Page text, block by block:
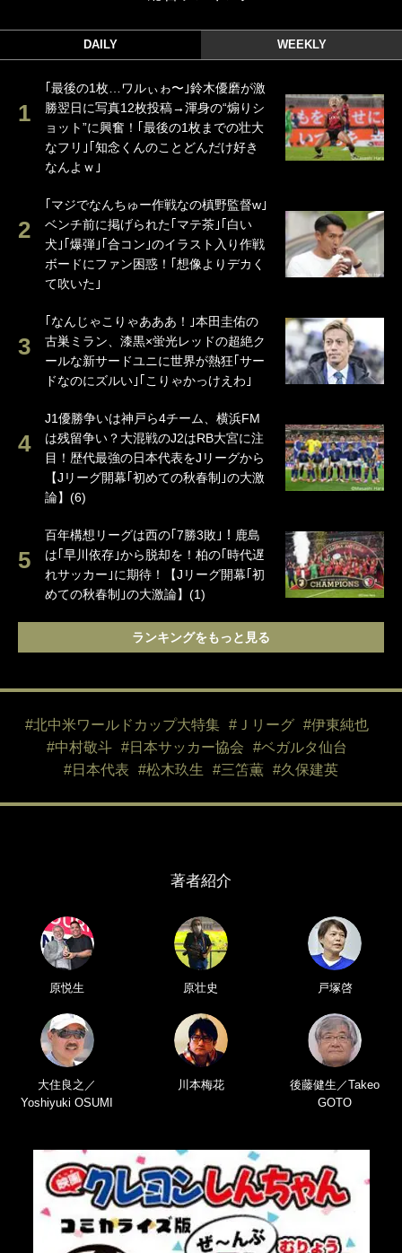
DAILY WEEKLY
｢最後の1枚…ワルぃゎ〜｣鈴木優磨が激
勝翌日に写真12枚投稿→渾身の“煽りシ
ョット”に興奮！｢最後の1枚までの壮大
なフリ｣｢知念くんのことどんだけ好き
なんよｗ｣
｢マジでなんちゅー作戦なの槙野監督w｣
ベンチ前に掲げられた｢マテ茶｣｢白い
犬｣｢爆弾｣｢合コン｣のイラスト入り作戦
ボードにファン困惑！｢想像よりデカく
て吹いた｣
｢なんじゃこりゃあああ！｣本田圭佑の
古巣ミラン、漆黒×蛍光レッドの超絶ク
ールな新サードユニに世界が熱狂｢サー
ドなのにズルい｣｢こりゃかっけえわ｣
J1優勝争いは神戸ら4チーム、横浜FM
は残留争い？大混戦のJ2はRB大宮に注
目！歴代最強の日本代表をJリーグから
【Jリーグ開幕｢初めての秋春制｣の大激
論】(6)
百年構想リーグは西の｢7勝3敗｣！鹿島
は｢早川依存｣から脱却を！柏の｢時代遅
れサッカー｣に期待！【Jリーグ開幕｢初
めての秋春制｣の大激論】(1)
ランキングをもっと見る
#北中米ワールドカップ大特集 #Ｊリーグ
#伊東純也
#中村敬斗
#日本サッカー協会
#ベガルタ仙台
#日本代表
#松木玖生 #三笘薫 #久保建英
著者紹介
原悦生 原壮史 戸塚啓
大住良之／
Yoshiyuki OSUMI
川本梅花
後藤健生／Takeo
GOTO